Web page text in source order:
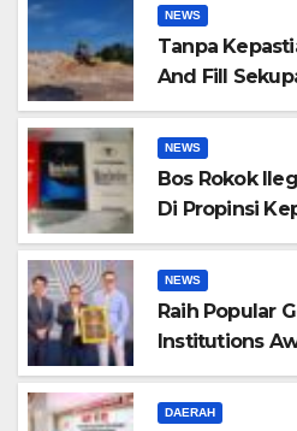
NEWS
Tanpa
And Fill
dan
NEWS
Bos Rokok
Di Propinsi
NEWS
Raih Popular
Institutions
Komunikasi
ATR/BPN
DAERAH